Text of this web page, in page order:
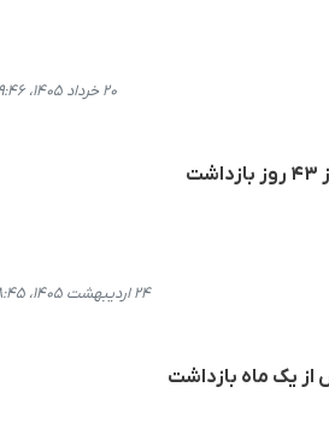
۲۰ خرداد ۱۴۰۵، ۰۹:۴۶
۲۴ اردیبهشت ۱۴۰۵، ۱۸:۴۵
از یک ماه بازداشت